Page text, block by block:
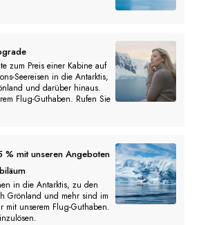
zum Preis einer Kabine auf
Seereisen in die Antarktis,
und darüber hinaus.
Flug-Guthaben. Rufen Sie
% mit unseren Angeboten
in die Antarktis, zu den
Grönland und mehr sind im
mit unserem Flug-Guthaben.